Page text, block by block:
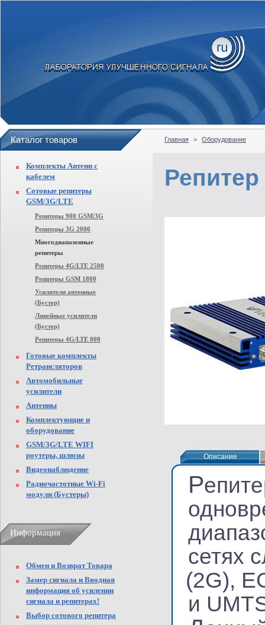
Каталог товаров
Комплекты Антенн с
кабелем
Сотовые репитеры
GSM/3G/LTE
Репитеры 900 GSM/3G
Репитеры 3G 2000
Многодиапазонные
репитеры
Репитеры 4G/LTE 2500
Репитеры GSM 1800
Усилители антенные
(Бустер)
Линейные усилители
(Бустер)
Репитеры 4G/LTE 800
Готовые комплекты
Ретрансляторов
Автомобильные
усилители
Антенны
Комплектующие и
оборудование
GSM/3G/LTE WIFI
роутеры, шлюзы
Видеонаблюдение
Радиочастотные Wi-Fi
модули (Бустеры)
Информация
Обмен и Возврат Товара
Замер сигнала и Вводная
информация об усилении
сигнала и репитерах!
Выбор сотового репитера
Главная > Оборудование
Репитер
Описание
Описание
Р
сетях
(2G),
и